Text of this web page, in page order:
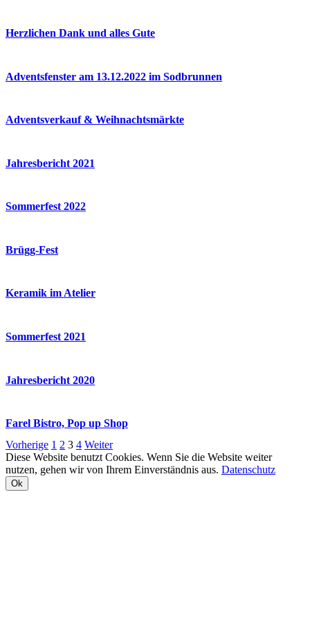
Herzlichen Dank und alles Gute
Adventsfenster am 13.12.2022 im Sodbrunnen
Adventsverkauf & Weihnachtsmärkte
Jahresbericht 2021
Sommerfest 2022
Brügg-Fest
Keramik im Atelier
Sommerfest 2021
Jahresbericht 2020
Farel Bistro, Pop up Shop
Vorherige 1 2 3 4 Weiter
Diese Website benutzt Cookies. Wenn Sie die Website weiter
nutzen, gehen wir von Ihrem Einverständnis aus. Datenschutz
Ok